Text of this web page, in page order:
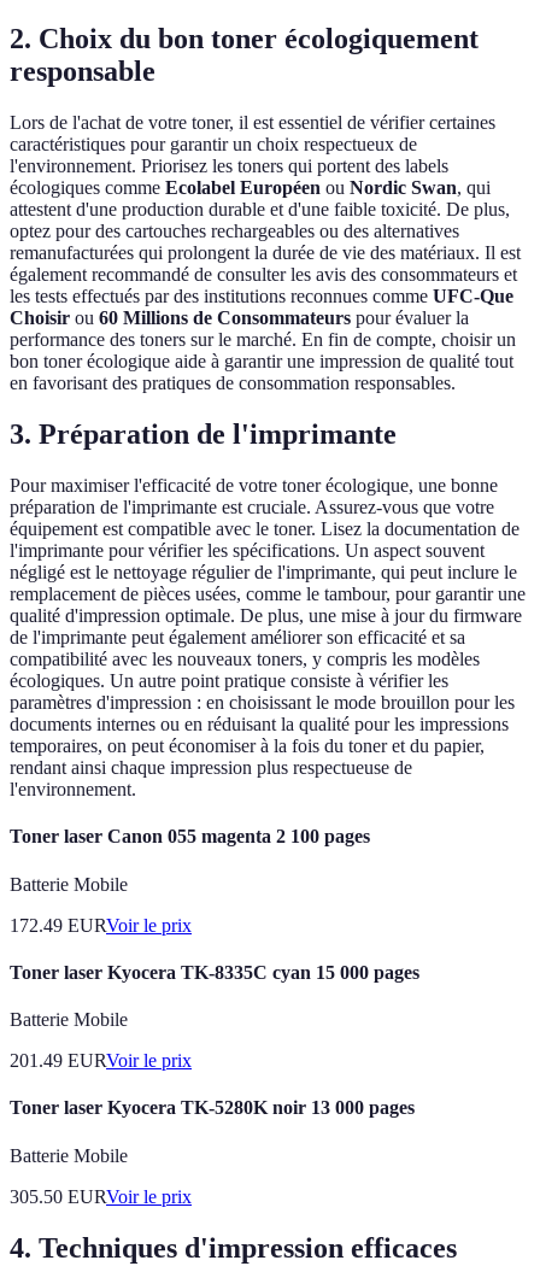
2. Choix du bon toner écologiquement
responsable
Lors de l'achat de votre toner, il est essentiel de vérifier certaines
caractéristiques pour garantir un choix respectueux de
l'environnement. Priorisez les toners qui portent des labels
écologiques comme Ecolabel Européen ou Nordic Swan, qui
attestent d'une production durable et d'une faible toxicité. De plus,
optez pour des cartouches rechargeables ou des alternatives
remanufacturées qui prolongent la durée de vie des matériaux. Il est
également recommandé de consulter les avis des consommateurs et
les tests effectués par des institutions reconnues comme UFC-Que
Choisir ou 60 Millions de Consommateurs pour évaluer la
performance des toners sur le marché. En fin de compte, choisir un
bon toner écologique aide à garantir une impression de qualité tout
en favorisant des pratiques de consommation responsables.
3. Préparation de l'imprimante
Pour maximiser l'efficacité de votre toner écologique, une bonne
préparation de l'imprimante est cruciale. Assurez-vous que votre
équipement est compatible avec le toner. Lisez la documentation de
l'imprimante pour vérifier les spécifications. Un aspect souvent
négligé est le nettoyage régulier de l'imprimante, qui peut inclure le
remplacement de pièces usées, comme le tambour, pour garantir une
qualité d'impression optimale. De plus, une mise à jour du firmware
de l'imprimante peut également améliorer son efficacité et sa
compatibilité avec les nouveaux toners, y compris les modèles
écologiques. Un autre point pratique consiste à vérifier les
paramètres d'impression : en choisissant le mode brouillon pour les
documents internes ou en réduisant la qualité pour les impressions
temporaires, on peut économiser à la fois du toner et du papier,
rendant ainsi chaque impression plus respectueuse de
l'environnement.
Toner laser Canon 055 magenta 2 100 pages
Batterie Mobile
172.49 EURVoir le prix
Toner laser Kyocera TK-8335C cyan 15 000 pages
Batterie Mobile
201.49 EURVoir le prix
Toner laser Kyocera TK-5280K noir 13 000 pages
Batterie Mobile
305.50 EURVoir le prix
4. Techniques d'impression efficaces